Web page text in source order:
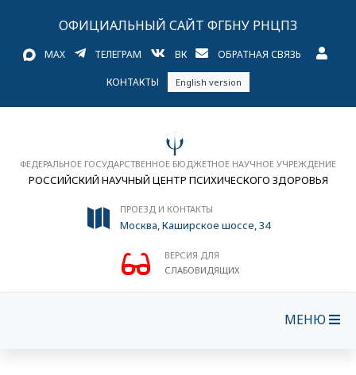
ОФИЦИАЛЬНЫЙ САЙТ ФГБНУ РНЦПЗ
MAX ТЕЛЕГРАМ ВК ОБРАТНАЯ СВЯЗЬ
КОНТАКТЫ English version
ФЕДЕРАЛЬНОЕ ГОСУДАРСТВЕННОЕ БЮДЖЕТНОЕ НАУЧНОЕ УЧРЕЖДЕНИЕ
РОССИЙСКИЙ НАУЧНЫЙ ЦЕНТР ПСИХИЧЕСКОГО ЗДОРОВЬЯ
ПРОЕЗД И КОНТАКТЫ
Москва, Каширское шоссе, 34
ВЕРСИЯ ДЛЯ
СЛАБОВИДЯЩИХ
МЕНЮ